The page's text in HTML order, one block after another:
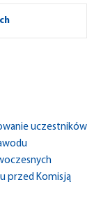
uczestników
przed Komisją